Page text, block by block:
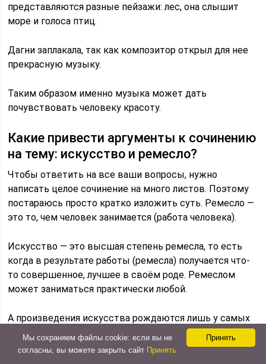
представляются разные пейзажи: лес, она слышит
море и голоса птиц.
Дагни заплакала, так как композитор открыл для нее
прекрасную музыку.
Таким образом именно музыка может дать
почувствовать человеку красоту.
Какие привести аргументы к сочинению
на тему: искусство и ремесло?
Чтобы ответить на все ваши вопросы, нужно
написать целое сочинение на много листов. Поэтому
постараюсь просто кратко изложить суть. Ремесло —
это то, чем человек занимается (работа человека).
Искусство — это высшая степень ремесла, то есть
когда в результате работы (ремесла) получается что-
то совершенное, лучшее в своём роде. Ремеслом
может заниматься практически любой.
А произведения искусства рождаются лишь у самых
усердных людей.
Принять
Мы сохраняем файлы cookie: если вы не
согласны, вы можете закрыть сайт Принять